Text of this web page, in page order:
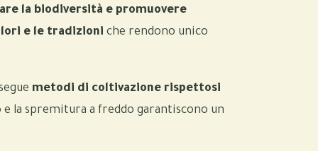
la biodiversità e promuovere
e le tradizioni che rendono unico
metodi di coltivazione rispettosi
e la spremitura a freddo garantiscono un